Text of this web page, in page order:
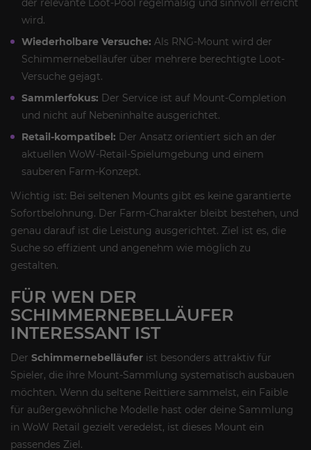
wird.
Wiederholbare Versuche: Als RNG-Mount wird der
Schimmernebelläufer über mehrere berechtigte Loot-
Versuche gejagt.
Sammlerfokus: Der Service ist auf Mount-Completion
und nicht auf Nebeninhalte ausgerichtet.
Retail-kompatibel: Der Ansatz orientiert sich an der
aktuellen WoW-Retail-Spielumgebung und einem
sauberen Farm-Konzept.
Wichtig ist: Bei seltenen Mounts gibt es keine garantierte
Sofortbelohnung. Der Farm-Charakter bleibt bestehen, und
genau darauf ist die Leistung ausgerichtet. Ziel ist es, die
Suche so effizient und angenehm wie möglich zu
gestalten.
FÜR WEN DER
SCHIMMERNEBELLÄUFER
INTERESSANT IST
Der Schimmernebelläufer ist besonders attraktiv für
Spieler, die ihre Mount-Sammlung systematisch ausbauen
möchten. Wenn du seltene Reittiere sammelst, ein Faible
für außergewöhnliche Modelle hast oder deine Sammlung
in WoW Retail gezielt veredelst, ist dieses Mount ein
passendes Ziel.